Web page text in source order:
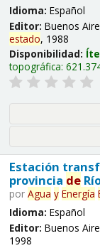
Idioma: Español
Editor: Buenos
estado, 1988
Disponibilidad:
topográfica:
Estación
provincia de
por Agua y Energía
Idioma: Español
Editor: Buenos
1998